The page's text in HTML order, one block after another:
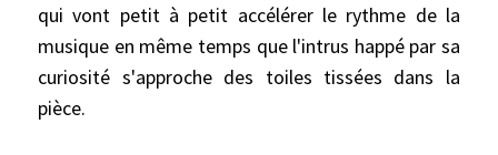
qui vont petit à petit accélérer le rythme de la
musique en même temps que l'intrus happé par sa
curiosité s'approche des toiles tissées dans la
pièce.